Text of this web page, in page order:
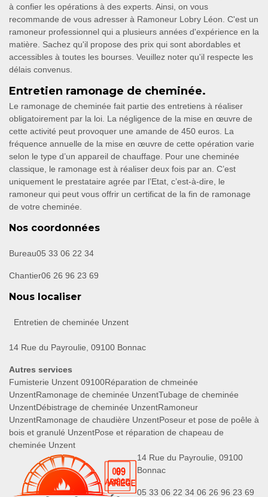
à confier les opérations à des experts. Ainsi, on vous
recommande de vous adresser à Ramoneur Lobry Léon. C'est un
ramoneur professionnel qui a plusieurs années d'expérience en la
matière. Sachez qu'il propose des prix qui sont abordables et
accessibles à toutes les bourses. Veuillez noter qu'il respecte les
délais convenus.
Entretien ramonage de cheminée.
Le ramonage de cheminée fait partie des entretiens à réaliser
obligatoirement par la loi. La négligence de la mise en œuvre de
cette activité peut provoquer une amande de 450 euros. La
fréquence annuelle de la mise en œuvre de cette opération varie
selon le type d’un appareil de chauffage. Pour une cheminée
classique, le ramonage est à réaliser deux fois par an. C’est
uniquement le prestataire agrée par l’Etat, c’est-à-dire, le
ramoneur qui peut vous offrir un certificat de la fin de ramonage
de votre cheminée.
Nos coordonnées
Bureau05 33 06 22 34
Chantier06 26 96 23 69
Nous localiser
Entretien de cheminée Unzent
14 Rue du Payroulie, 09100 Bonnac
Autres services
Fumisterie Unzent 09100Réparation de chmeinée
UnzentRamonage de cheminée UnzentTubage de cheminée
UnzentDébistrage de cheminée UnzentRamoneur
UnzentRamonage de chaudière UnzentPoseur et pose de poêle à
bois et granulé UnzentPose et réparation de chapeau de
cheminée Unzent
14 Rue du Payroulie, 09100
Bonnac
05 33 06 22 34 06 26 96 23 69